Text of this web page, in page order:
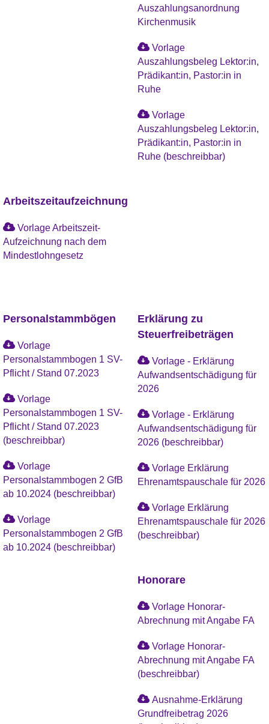
Auszahlungsanordnung
Kirchenmusik
Vorlage
Auszahlungsbeleg Lektor:in,
Prädikant:in, Pastor:in in
Ruhe
Vorlage
Auszahlungsbeleg Lektor:in,
Prädikant:in, Pastor:in in
Ruhe (beschreibbar)
Arbeitszeitaufzeichnung
Vorlage Arbeitszeit-
Aufzeichnung nach dem
Mindestlohngesetz
Personalstammbögen
Vorlage
Personalstammbogen 1 SV-
Pflicht / Stand 07.2023
Vorlage
Personalstammbogen 1 SV-
Pflicht / Stand 07.2023
(beschreibbar)
Vorlage
Personalstammbogen 2 GfB
ab 10.2024 (beschreibbar)
Vorlage
Personalstammbogen 2 GfB
ab 10.2024 (beschreibbar)
Erklärung zu
Steuerfreibeträgen
Vorlage - Erklärung
Aufwandsentschädigung für
2026
Vorlage - Erklärung
Aufwandsentschädigung für
2026 (beschreibbar)
Vorlage Erklärung
Ehrenamtspauschale für 2026
Vorlage Erklärung
Ehrenamtspauschale für 2026
(beschreibbar)
Honorare
Vorlage Honorar-
Abrechnung mit Angabe FA
Vorlage Honorar-
Abrechnung mit Angabe FA
(beschreibbar)
Ausnahme-Erklärung
Grundfreibetrag 2026